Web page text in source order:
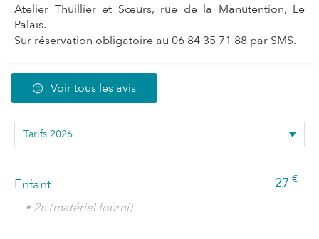
Atelier Thuillier et Sœurs, rue de la Manutention, Le
Palais.
Sur réservation obligatoire au 06 84 35 71 88 par SMS.
Voir tous les avis
Enfant 27 €
• 2h (matériel fourni)